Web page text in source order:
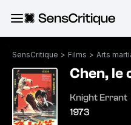
SensCritique > Films > Arts
Chen, le
Knight Errant
1973